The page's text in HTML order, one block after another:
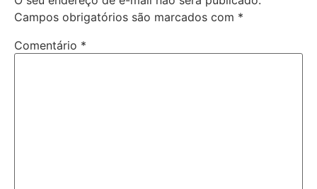
Campos obrigatórios são marcados com *
Comentário *